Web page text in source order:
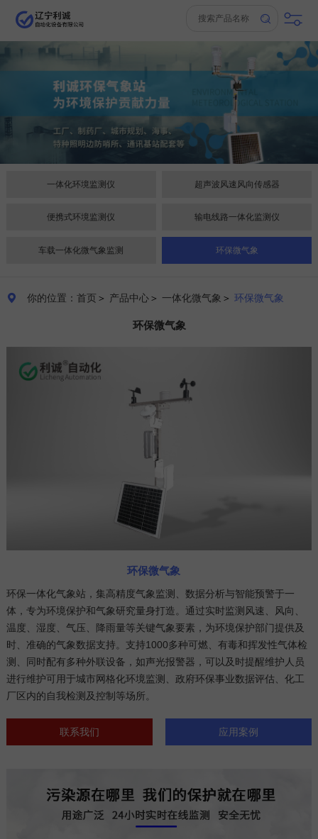
一体化环境监测仪 超声波风速风向传感器
便携式环境监测仪 输电线路一体化监测仪
车载一体化微气象监测 环保微气象
 你的位置：首页 ＞ 产品中心＞ 一体化微气象 ＞ 环保微气象
环保微气象
环保微气象
环保一体化气象站，集高精度气象监测、数据分析与智能预警于一
体，专为环境保护和气象研究量身打造。通过实时监测风速、风向、
温度、湿度、气压、降雨量等关键气象要素，为环境保护部门提供及
时、准确的气象数据支持。支持1000多种可燃、有毒和挥发性气体检
测、同时配有多种外联设备，如声光报警器，可以及时提醒维护人员
进行维护可用于城市网格化环境监测、政府环保事业数据评估、化工
厂区内的自我检测及控制等场所。
联系我们 应用案例